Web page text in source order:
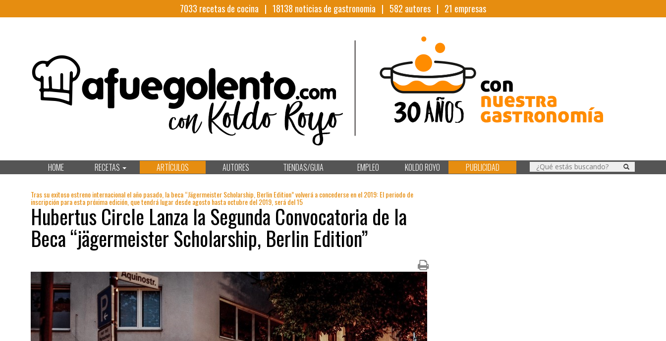
7033 recetas de cocina | 18138 noticias de gastronomia | 582 autores | 21 empresas
HOME RECETAS ARTÍCULOS AUTORES TIENDAS/GUIA EMPLEO KOLDO ROYO PUBLICIDAD
Tras su exitoso estreno internacional el año pasado, la beca “Jägermeister Scholarship, Berlin Edition” volverá a concederse en el 2019: El periodo de
inscripción para esta próxima edición, que tendrá lugar desde agosto hasta octubre del 2019, será del 15
Hubertus Circle Lanza la Segunda Convocatoria de la
Beca “jägermeister Scholarship, Berlin Edition”